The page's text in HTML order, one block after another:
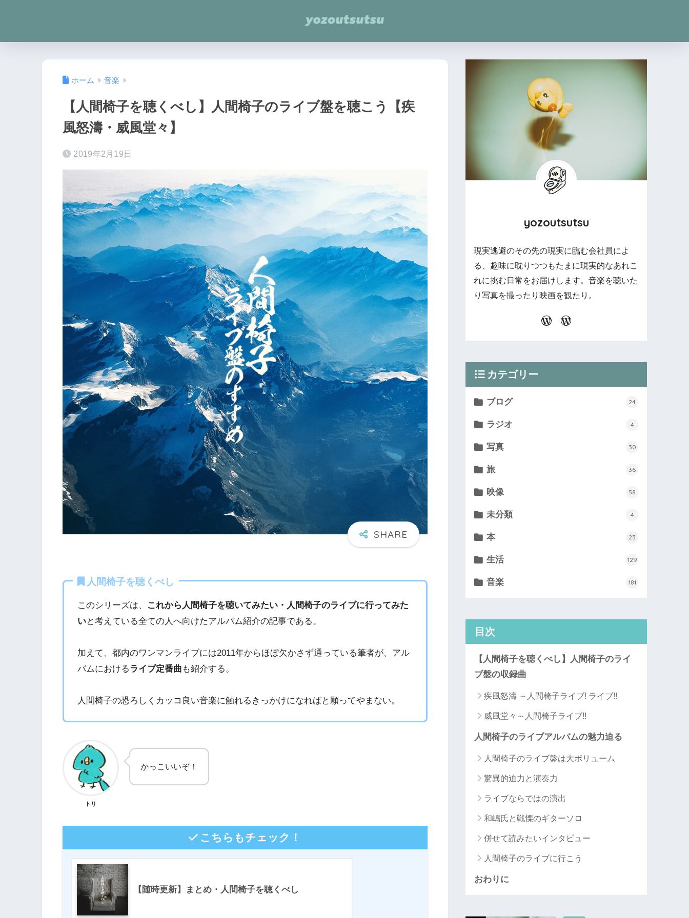
ホーム 音楽
【人間椅子を聴くべし】人間椅子のライブ盤を聴こう【疾
風怒濤・威風堂々】
2019年2月19日
人間椅子を聴くべし
このシリーズは、
これから人間椅子を聴いてみたい・人間椅子のライブに行ってみた
いと考えている全ての人へ向けたアルバム紹介の記事である。
加えて、都内のワンマンライブには2011年からほぼ欠かさず通っている筆者が、アル
バムにおけるライブ定番曲 も紹介する。
人間椅子の恐ろしくカッコ良い音楽に触れるきっかけになればと願ってやまない。
トリ
かっこいいぞ！
こちらもチェック！
【随時更新】まとめ・人間椅子を聴くべし
yozoutsutsu
現実逃避のその先の現実に臨む会社員によ
る、趣味に耽りつつもたまに現実的なあれこ
れに挑む日常をお届けします。音楽を聴いた
り写真を撮ったり映画を観たり。
カテゴリー
ブログ 24
ラジオ 4
写真 30
旅 36
映像 58
未分類 4
本 23
生活 129
音楽 181
目次
【人間椅子を聴くべし】人間椅子のライ
ブ盤の収録曲
疾風怒濤 ～人間椅子ライブ! ライブ!!
威風堂々～人間椅子ライブ!!
人間椅子のライブアルバムの魅力迫る
人間椅子のライブ盤は大ボリューム
驚異的迫力と演奏力
ライブならではの演出
和嶋氏と戦慄のギターソロ
併せて読みたいインタビュー
人間椅子のライブに行こう
おわりに